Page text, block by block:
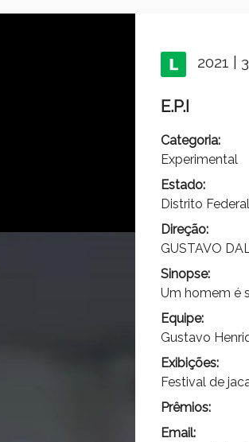
2021 |
E.P.I
Categoria:
Experimental
Estado:
Distrito
Direção:
GUSTAVO
Sinopse:
Um homem é
Equipe:
Gustavo
Exibições:
Festival de
Prêmios:
Email: